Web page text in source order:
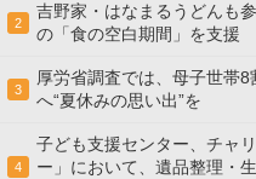
2
吉野家・はなまるうどんも
の「食の空白期間」を支援
3
厚労省調査では、母子世帯
へ“夏休みの思い出”を
4
子ども支援センター、チャ
ー」において、遺品整理・